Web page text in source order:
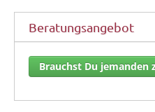
Beratungsangebot
Brauchst Du jemanden